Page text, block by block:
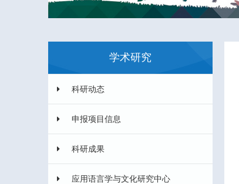
学术研究
科研动态
申报项目信息
科研成果
应用语言学与文化研究中心